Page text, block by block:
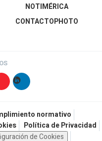
NOTIMÉRICA
CONTACTOPHOTO
normativo
Política de Privacidad
de Cookies